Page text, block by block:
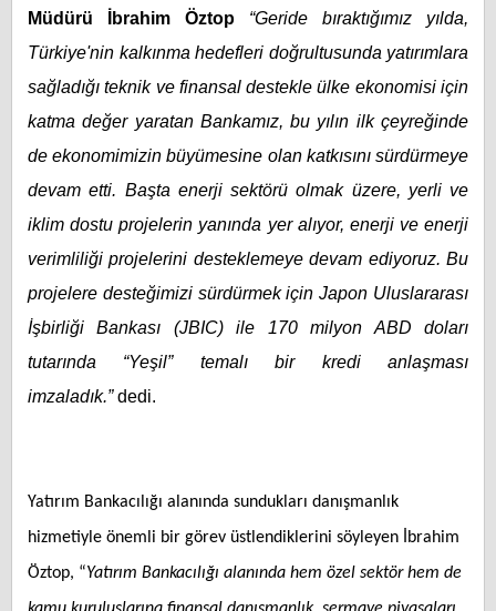
Müdürü İbrahim Öztop
“Geride bıraktığımız yılda,
Türkiye'nin kalkınma hedefleri doğrultusunda yatırımlara
sağladığı teknik ve finansal destekle ülke ekonomisi için
katma değer yaratan Bankamız, bu yılın ilk çeyreğinde
de ekonomimizin büyümesine olan katkısını sürdürmeye
devam etti. Başta enerji sektörü olmak üzere, yerli ve
iklim dostu projelerin yanında yer alıyor, enerji ve enerji
verimliliği projelerini desteklemeye devam ediyoruz. Bu
projelere desteğimizi sürdürmek için Japon Uluslararası
İşbirliği Bankası (JBIC) ile 170 milyon ABD doları
tutarında “Yeşil” temalı bir kredi anlaşması
imzaladık.”dedi.
Yatırım Bankacılığı alanında sundukları danışmanlık
hizmetiyle önemli bir görev üstlendiklerini söyleyen İbrahim
Öztop, “Yatırım Bankacılığı alanında hem özel sektör hem de